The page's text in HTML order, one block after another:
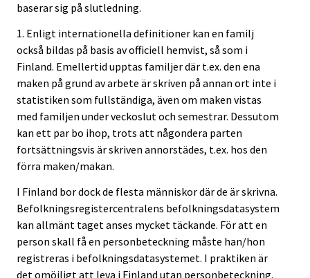
baserar sig på slutledning.
1. Enligt internationella definitioner kan en familj
också bildas på basis av officiell hemvist, så som i
Finland. Emellertid upptas familjer där t.ex. den ena
maken på grund av arbete är skriven på annan ort inte i
statistiken som fullständiga, även om maken vistas
med familjen under veckoslut och semestrar. Dessutom
kan ett par bo ihop, trots att någondera parten
fortsättningsvis är skriven annorstädes, t.ex. hos den
förra maken/makan.
I Finland bor dock de flesta människor där de är skrivna.
Befolkningsregistercentralens befolkningsdatasystem
kan allmänt taget anses mycket täckande. För att en
person skall få en personbeteckning måste han/hon
registreras i befolkningsdatasystemet. I praktiken är
det omöjligt att leva i Finland utan personbeteckning.